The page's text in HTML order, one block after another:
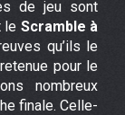
de jeu sont
le Scramble à
qu’ils le
pour le
nombreux
finale. Celle-